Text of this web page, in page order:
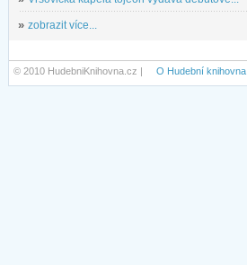
» zobrazit více...
© 2010 HudebniKnihovna.cz | O Hudební knihovna